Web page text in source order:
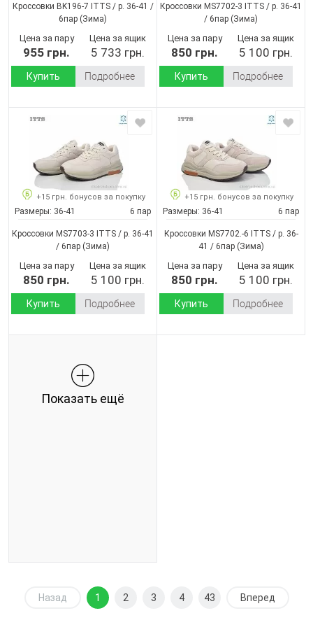
Кроссовки BK196-7 ITTS / p. 36-41 /
6пар (Зима)
Цена за пару
955 грн.
Цена за ящик
5 733 грн.
Купить Подробнее
Кроссовки MS7702-3 ITTS / p. 36-41
/ 6пар (Зима)
Цена за пару
850 грн.
Цена за ящик
5 100 грн.
Купить Подробнее
+15 грн. бонусов за покупку
Размеры: 36-41 6 пар
Кроссовки MS7703-3 ITTS / p. 36-41
/ 6пар (Зима)
Цена за пару
850 грн.
Цена за ящик
5 100 грн.
Купить Подробнее
+15 грн. бонусов за покупку
Размеры: 36-41 6 пар
Кроссовки MS7702.-6 ITTS / p. 36-
41 / 6пар(Зима)
Цена за пару
850 грн.
Цена за ящик
5 100 грн.
Купить Подробнее
Показать ещё
Назад 1 2 3 4 43 Вперед